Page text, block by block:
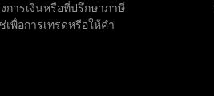
ารเงินหรือที่ปรึกษาภาษี
พื่อการเทรดหรือให้คำ